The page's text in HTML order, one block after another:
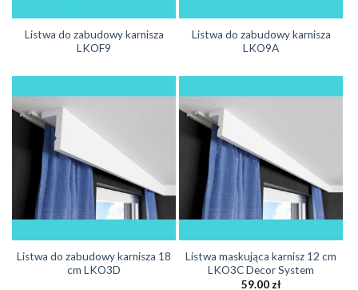
Listwa do zabudowy karnisza
LKOF9
Listwa do zabudowy karnisza
LKO9A
Listwa do zabudowy karnisza 18
cm LKO3D
Listwa maskująca karnisz 12 cm
LKO3C Decor System
59.00zł